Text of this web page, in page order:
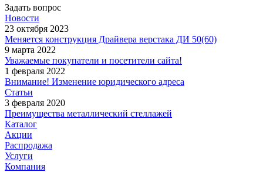
Задать вопрос
Новости
23 октября 2023
Меняется конструкция Драйвера верстака ДИ 50(60)
9 марта 2022
Уважаемые покупатели и посетители сайта!
1 февраля 2022
Внимание! Изменение юридического адреса
Статьи
3 февраля 2020
Преимущества металлический стеллажей
Каталог
Акции
Распродажа
Услуги
Компания